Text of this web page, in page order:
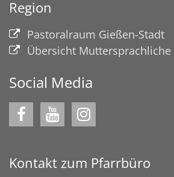
Region
Pastoralraum Gießen-Stadt
Übersicht Muttersprachliche
Social Media
Kontakt zum Pfarrbüro